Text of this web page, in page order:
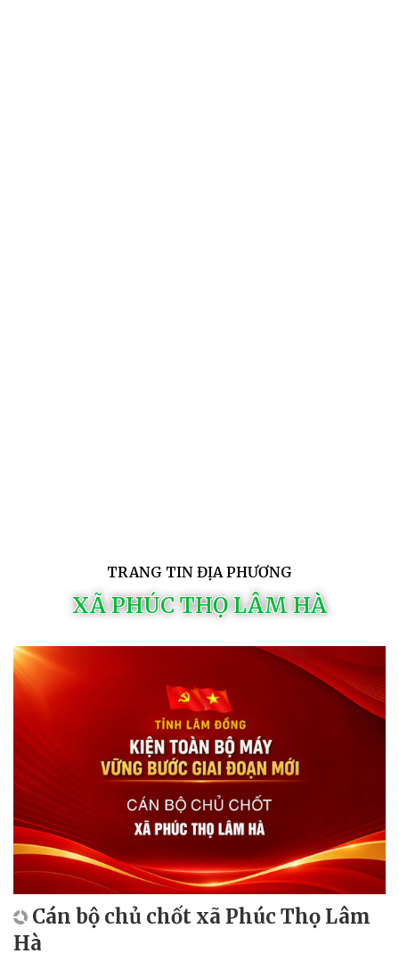
TRANG TIN ĐỊA PHƯƠNG
XÃ PHÚC THỌ LÂM HÀ
Cán bộ chủ chốt xã Phúc Thọ Lâm
Hà